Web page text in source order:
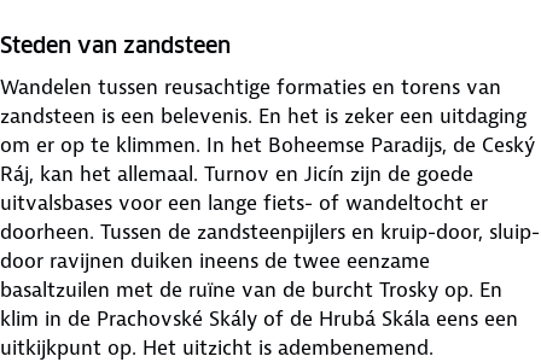
Steden van zandsteen
Wandelen tussen reusachtige formaties en torens van
zandsteen is een belevenis. En het is zeker een uitdaging
om er op te klimmen. In het Boheemse Paradijs, de Ceský
Ráj, kan het allemaal. Turnov en Jicín zijn de goede
uitvalsbases voor een lange fiets- of wandeltocht er
doorheen. Tussen de zandsteenpijlers en kruip-door, sluip-
door ravijnen duiken ineens de twee eenzame
basaltzuilen met de ruïne van de burcht Trosky op. En
klim in de Prachovské Skály of de Hrubá Skála eens een
uitkijkpunt op. Het uitzicht is adembenemend.